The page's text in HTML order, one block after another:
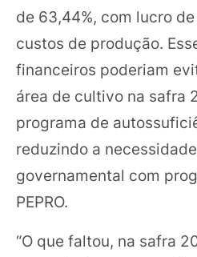
de 63,44%, com lucro
custos de produção.
financeiros poderiam
área de cultivo na safra
programa de
reduzindo a
governamental com
PEPRO.
“O que faltou, na safra